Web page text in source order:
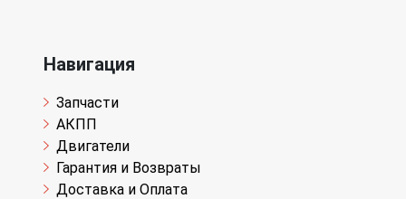
Навигация
Запчасти
АКПП
Двигатели
Гарантия и Возвраты
Доставка и Оплата